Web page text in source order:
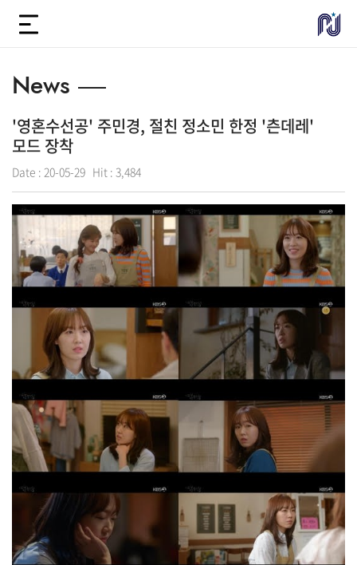
News
'영혼수선공' 주민경, 절친 정소민 한정 '츤데레'
모드 장착
Date : 20-05-29 Hit : 3,484